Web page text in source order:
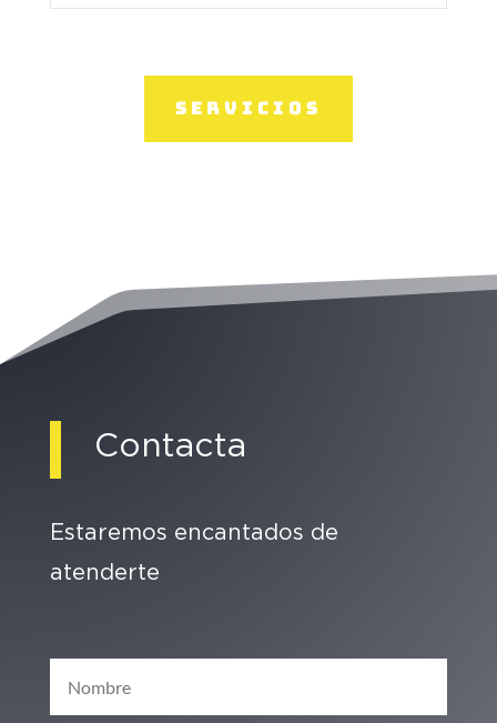
Servicios
Contacta
Estaremos encantados de
atenderte